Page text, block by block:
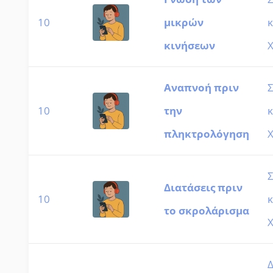
10
μικρών
κινήσεων
10
Αναπνοή πριν
την
πληκτρολόγηση
10
Διατάσεις πριν
το σκρολάρισμα